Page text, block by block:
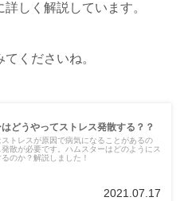
しく解説しています。
くださいね。
どうやってストレス発散する？？
トレスが原因で病気になることがあるの
散が必要です。ハムスターはどのようにス
るのか？解説しました！
2021.07.17